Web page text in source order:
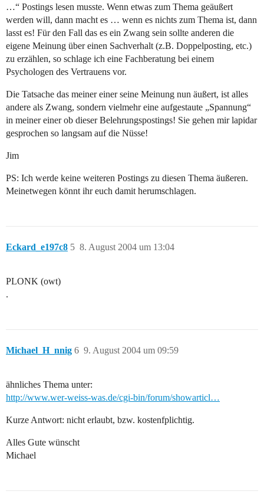
…“ Postings lesen musste. Wenn etwas zum Thema geäußert
werden will, dann macht es … wenn es nichts zum Thema ist, dann
lasst es! Für den Fall das es ein Zwang sein sollte anderen die
eigene Meinung über einen Sachverhalt (z.B. Doppelposting, etc.)
zu erzählen, so schlage ich eine Fachberatung bei einem
Psychologen des Vertrauens vor.
Die Tatsache das meiner einer seine Meinung nun äußert, ist alles
andere als Zwang, sondern vielmehr eine aufgestaute „Spannung“
in meiner einer ob dieser Belehrungspostings! Sie gehen mir lapidar
gesprochen so langsam auf die Nüsse!
Jim
PS: Ich werde keine weiteren Postings zu diesen Thema äußeren.
Meinetwegen könnt ihr euch damit herumschlagen.
Eckard_e197c8 8. August 2004 um 13:04
5
PLONK (owt)
.
Michael_H_nnig 9. August 2004 um 09:59
6
ähnliches Thema unter:
http://www.wer-weiss-was.de/cgi-bin/forum/showarticl…
Kurze Antwort: nicht erlaubt, bzw. kostenfplichtig.
Alles Gute wünscht
Michael